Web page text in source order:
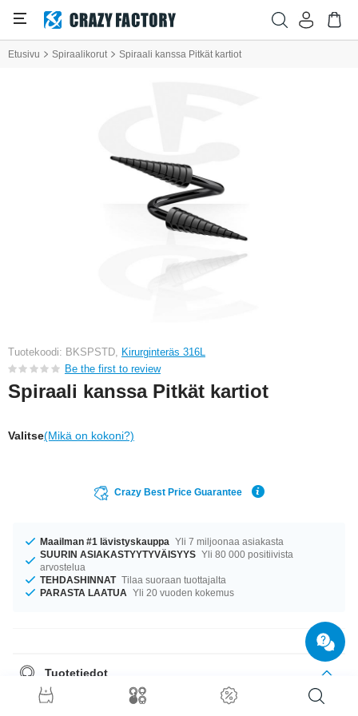
Etusivu Spiraalikorut Spiraali kanssa Pitkät kartiot
Tuotekoodi: BKSPSTD, Kirurginteräs 316L
Be the first to review
Spiraali kanssa Pitkät kartiot
Valitse(Mikä on kokoni?)
Crazy Best Price Guarantee
Maailman #1 lävistyskauppa Yli 7 miljoonaa asiakasta
SUURIN ASIAKASTYYTYVÄISYYS Yli 80 000 positiivista
arvostelua
TEHDASHINNAT Tilaa suoraan tuottajalta
PARASTA LAATUA Yli 20 vuoden kokemus
Tuotetiedot
Meillä on saatavilla kokoa 1.6 mm. Saatavana halkaisijoilla 8 mm ja 12
mm. Koko on 4x15 mm. raikas tuote on juuri sitä, mitä elämästäsi on